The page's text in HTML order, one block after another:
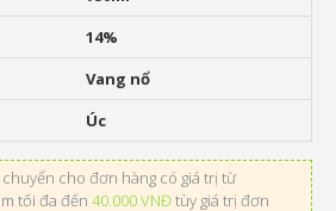
14%
Vang nổ
Úc
cho đơn hàng có giá trị từ
tối đa đến 40.000 VNĐtùy giá trị đơn